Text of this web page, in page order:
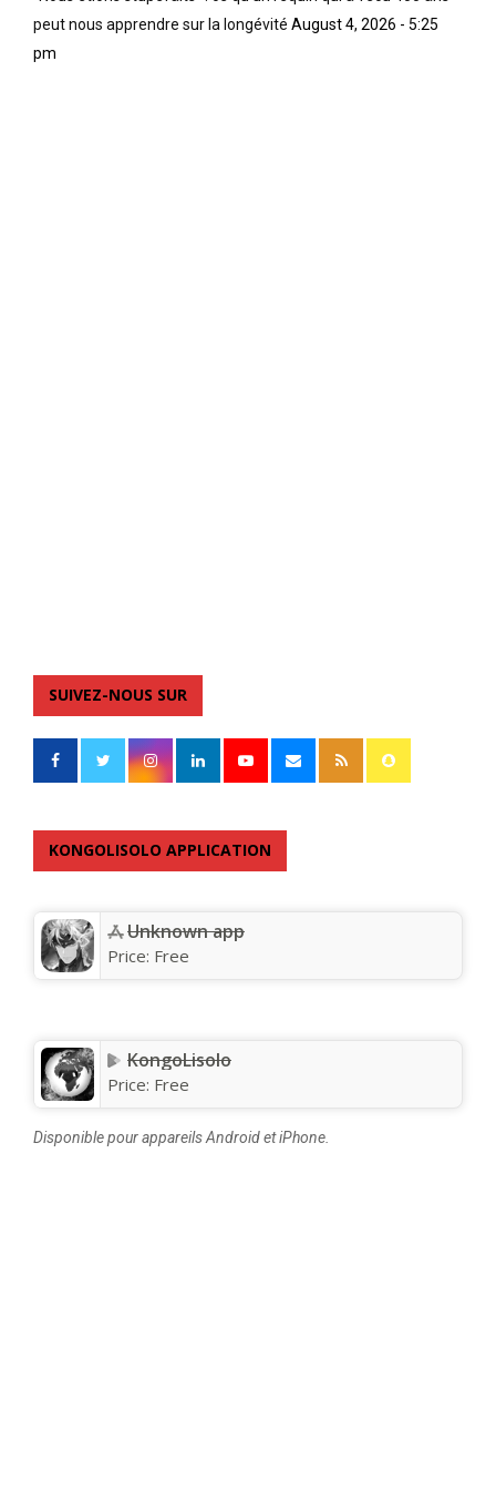
peut nous apprendre sur la longévité August 4, 2026 - 5:25
pm
SUIVEZ-NOUS SUR
KONGOLISOLO APPLICATION
Unknown app
Price: Free
KongoLisolo
Price: Free
Disponible pour appareils Android et iPhone.